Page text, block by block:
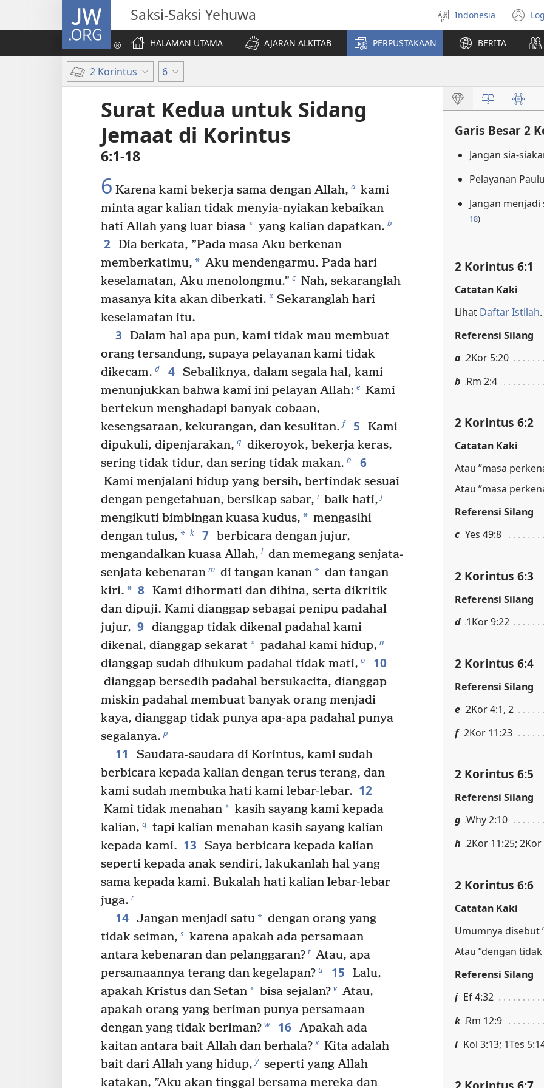
JW.ORG Saksi-Saksi Yehuwa
Pilih
bahasa
Indonesia
di
HALAMAN UTAMA
AJARAN ALKITAB PERPUSTAKAAN BERITA
2 Korintus 6
Surat Kedua untuk Sidang
Jemaat di Korintus
6:1-18
6 Karena kami bekerja sama dengan Allah, a kami
minta agar kalian tidak menyia-nyiakan kebaikan
hati Allah yang luar biasa* yang kalian dapatkan. b
2 Dia berkata, ”Pada masa Aku berkenan
memberkatimu, * Aku mendengarmu. Pada hari
keselamatan, Aku menolongmu.” c Nah, sekaranglah
masanya kita akan diberkati. * Sekaranglah hari
keselamatan itu.
3
Dalam hal apa pun, kami tidak mau membuat
orang tersandung, supaya pelayanan kami tidak
dikecam. d 4 Sebaliknya, dalam segala hal, kami
menunjukkan bahwa kami ini pelayan Allah: e Kami
bertekun menghadapi banyak cobaan,
kesengsaraan, kekurangan, dan kesulitan. f 5
Kami
dipukuli, dipenjarakan, g dikeroyok, bekerja keras,
sering tidak tidur, dan sering tidak makan. h 6
Kami menjalani hidup yang bersih, bertindak sesuai
dengan pengetahuan, bersikap sabar, i baik hati, j
mengikuti bimbingan kuasa kudus, * mengasihi
dengan tulus, * k 7 berbicara dengan jujur,
mengandalkan kuasa Allah, l dan memegang senjata-
senjata kebenaran m di tangan kanan* dan tangan
kiri. * 8 Kami dihormati dan dihina, serta dikritik
dan dipuji. Kami dianggap sebagai penipu padahal
jujur, 9 dianggap tidak dikenal padahal kami
dikenal, dianggap sekarat* padahal kami hidup, n
dianggap sudah dihukum padahal tidak mati, o 10
dianggap bersedih padahal bersukacita, dianggap
miskin padahal membuat banyak orang menjadi
kaya, dianggap tidak punya apa-apa padahal punya
segalanya. p
11
Saudara-saudara di Korintus, kami sudah
berbicara kepada kalian dengan terus terang, dan
kami sudah membuka hati kami lebar-lebar. 12
Kami tidak menahan* kasih sayang kami kepada
kalian, q tapi kalian menahan kasih sayang kalian
kepada kami. 13
Saya berbicara kepada kalian
seperti kepada anak sendiri, lakukanlah hal yang
sama kepada kami. Bukalah hati kalian lebar-lebar
juga. r
14 Jangan menjadi satu* dengan orang yang
tidak seiman, s karena apakah ada persamaan
antara kebenaran dan pelanggaran? t Atau, apa
persamaannya terang dan kegelapan? u 15
Lalu,
apakah Kristus dan Setan* bisa sejalan? v Atau,
apakah orang yang beriman punya persamaan
dengan yang tidak beriman? w 16 Apakah ada
kaitan antara bait Allah dan berhala? x Kita adalah
bait dari Allah yang hidup, y seperti yang Allah
katakan, ”Aku akan tinggal bersama mereka dan
Garis Besar 2
Jangan sia-
Pelayanan
Jangan
18)
2 Korintus 6:1
Catatan Kaki
Lihat Daftar Istilah.
Referensi Silang
a 2Kor 5:20
b Rm 2:4
2 Korintus 6:2
Catatan Kaki
Atau ”masa
Atau ”masa
Referensi Silang
c Yes 49:8
2 Korintus 6:3
Referensi Silang
d 1Kor 9:22
2 Korintus 6:4
Referensi Silang
e 2Kor 4:1, 2
f 2Kor 11:23
2 Korintus 6:5
Referensi Silang
g Why 2:10
h 2Kor 11:25; 2Kor
2 Korintus 6:6
Catatan Kaki
Umumnya disebut
Atau ”dengan
Referensi Silang
j Ef 4:32
k Rm 12:9
i Kol 3:13; 1Tes